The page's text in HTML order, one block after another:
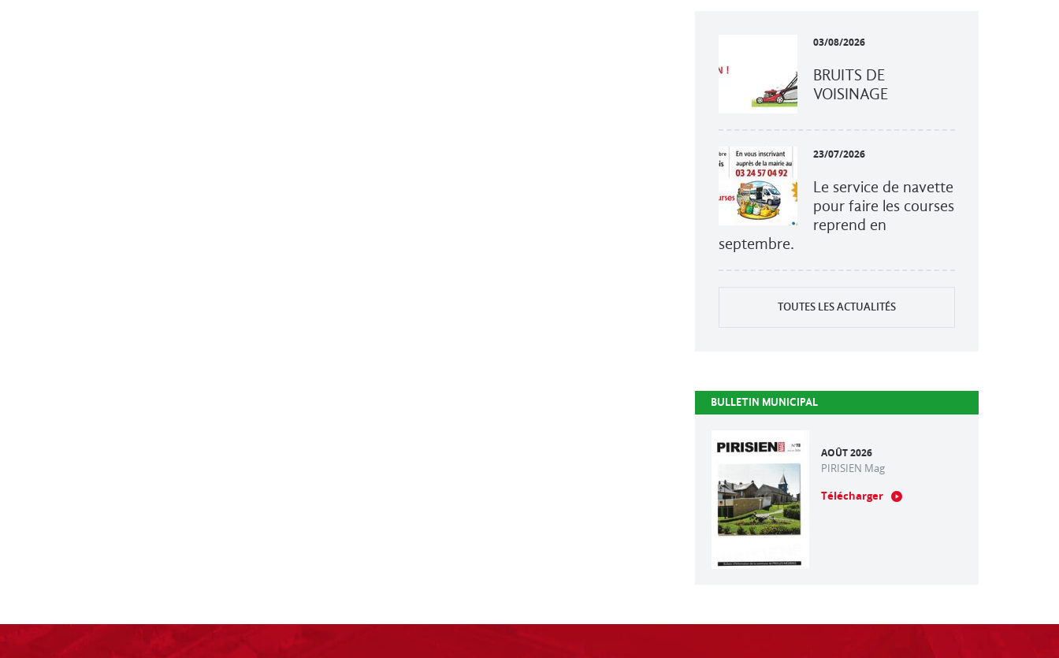
03/08/2026
BRUITS DE
VOISINAGE
23/07/2026
Le service de navette
pour faire les courses
reprend en
septembre.
TOUTES LES ACTUALITÉS
BULLETIN MUNICIPAL
AOÛT 2026
PIRISIEN Mag
Télécharger